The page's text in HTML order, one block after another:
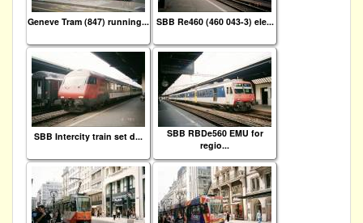
Geneve Tram (847) running... SBB Re460 (460 043-3) ele...
SBB Intercity train set d...
SBB RBDe560 EMU for
regio...